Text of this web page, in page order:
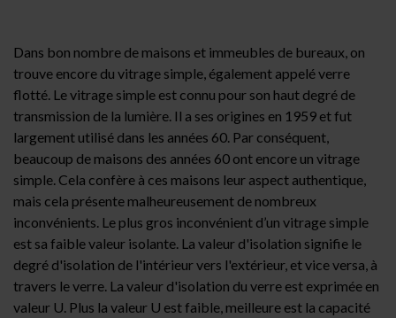
Dans bon nombre de maisons et immeubles de bureaux, on
trouve encore du vitrage simple, également appelé verre
flotté. Le vitrage simple est connu pour son haut degré de
transmission de la lumière. Il a ses origines en 1959 et fut
largement utilisé dans les années 60. Par conséquent,
beaucoup de maisons des années 60 ont encore un vitrage
simple. Cela confère à ces maisons leur aspect authentique,
mais cela présente malheureusement de nombreux
inconvénients. Le plus gros inconvénient d’un vitrage simple
est sa faible valeur isolante. La valeur d'isolation signifie le
degré d'isolation de l'intérieur vers l'extérieur, et vice versa, à
travers le verre. La valeur d'isolation du verre est exprimée en
valeur U. Plus la valeur U est faible, meilleure est la capacité